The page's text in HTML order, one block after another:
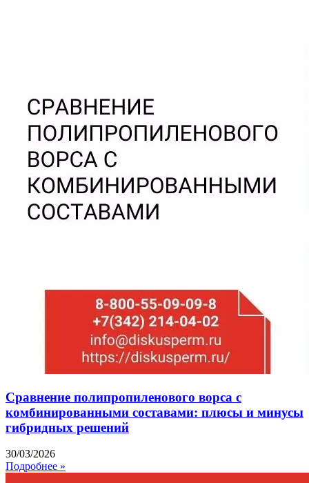
Сравнение полипропиленового ворса с
комбинированными составами: плюсы и минусы
гибридных решений
30/03/2026
Подробнее »